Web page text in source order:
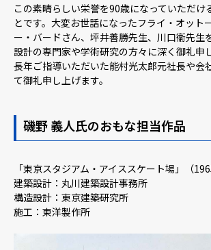
この素晴らしい栄誉を90歳になっていただけ
とです。大変お世話になったフライ・オット
ー・バードさん、坪井善勝先生、川口衞先生
設計の専門家や学術研究の方々に深く御礼申
長年ご指導いただいた能村光太郎元社長や会
て御礼申し上げます。
磯野 義人氏のおもな担当作品
「東京スタジアム・アイススケート場」（
建築設計：丸川建築設計事務所
構造設計：東京建築研究所
施工：東洋製作所